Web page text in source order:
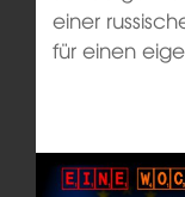
einer
für einen